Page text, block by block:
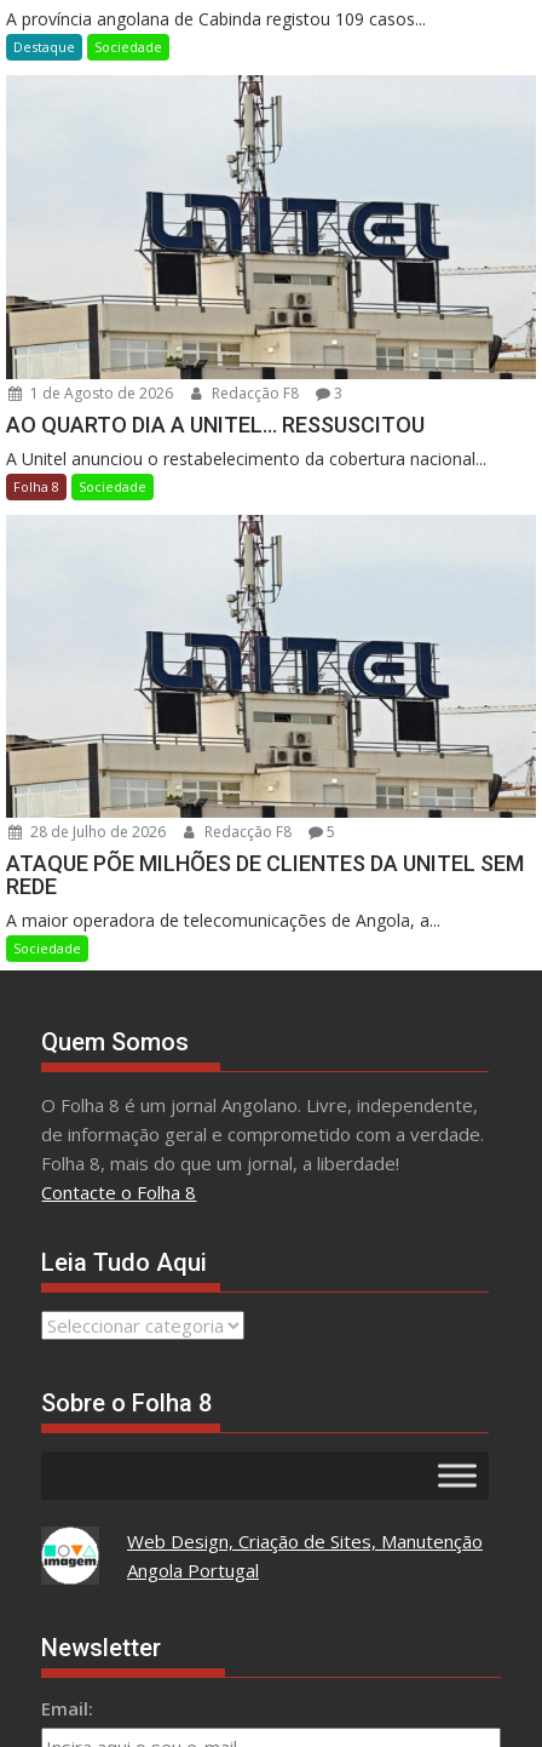
A província angolana de Cabinda registou 109 casos...
Destaque Sociedade
1 de Agosto de 2026 Redacção F8 3
AO QUARTO DIA A UNITEL… RESSUSCITOU
A Unitel anunciou o restabelecimento da cobertura nacional...
Folha 8 Sociedade
28 de Julho de 2026 Redacção F8 5
ATAQUE PÕE MILHÕES DE CLIENTES DA UNITEL SEM
REDE
A maior operadora de telecomunicações de Angola, a...
Sociedade
Quem Somos
O Folha 8 é um jornal Angolano. Livre, independente,
de informação geral e comprometido com a verdade.
Folha 8, mais do que um jornal, a liberdade!
Contacte o Folha 8
Leia Tudo Aqui
Leia
Sobre o Folha 8
Web Design, Criação de Sites, Manutenção
Angola Portugal
Newsletter
Email: